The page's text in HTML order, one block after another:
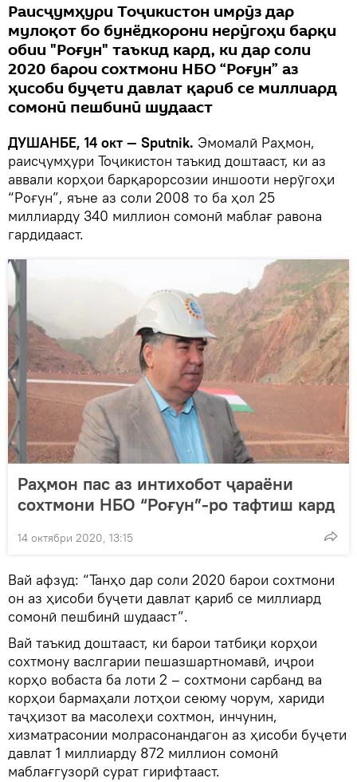
Раисҷумҳури Тоҷикистон имрӯз дар
мулоқот бо бунёдкорони нерӯгоҳи барқи
обии "Роғун" таъкид кард, ки дар соли
2020 барои сохтмони НБО “Роғун” аз
ҳисоби буҷети давлат қариб се миллиард
сомонӣ пешбинӣ шудааст
ДУШАНБЕ, 14 окт — Sputnik. Эмомалӣ Раҳмон,
раисҷумҳури Тоҷикистон таъкид доштааст, ки аз
аввали корҳои барқарорсозии иншооти нерӯгоҳи
“Роғун”, яъне аз соли 2008 то ба ҳол 25
миллиарду 340 миллион сомонӣ маблағ равона
гардидааст.
Раҳмон пас аз интихобот ҷараёни
сохтмони НБО “Роғун”-ро тафтиш кард
14 октябри 2020, 13:15
Вай афзуд: “Танҳо дар соли 2020 барои сохтмони
он аз ҳисоби буҷети давлат қариб се миллиард
сомонӣ пешбинӣ шудааст”.
Вай таъкид доштааст, ки барои татбиқи корҳои
сохтмону васлгарии пешазшартномавӣ, иҷрои
корҳо вобаста ба лоти 2 – сохтмони сарбанд ва
корҳои бармаҳали лотҳои сеюму чорум, хариди
таҷҳизот ва масолеҳи сохтмон, инчунин,
хизматрасонии молрасонандагон аз ҳисоби буҷети
давлат 1 миллиарду 872 миллион сомонӣ
маблағгузорӣ сурат гирифтааст.